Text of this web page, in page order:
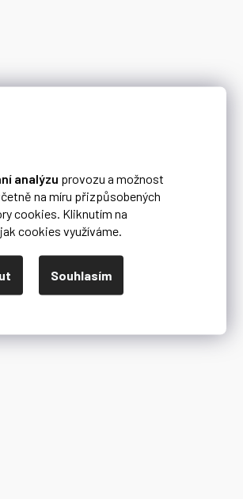
analýzu provozu a možnost
na míru přizpůsobených
cookies. Kliknutím na
cookies využíváme.
Souhlasím